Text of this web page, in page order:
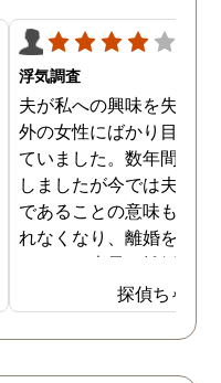
浮気調査
夫が私への興味を失くし
外の女性にばかり目を向
ていました。数年間は我
しましたが今では夫と夫
であることの意味も感じ
れなくなり、離婚を決意
ました。素早く離婚を成
させるためには夫の不倫
証拠を手に入れることが
っ取り早く、探偵に調査
探偵ちゃん